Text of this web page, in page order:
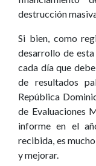
destrucción
Si bien, como
desarrollo de
cada día que
de resultados
República
de Evaluaciones
informe en el
recibida, es
y mejorar.